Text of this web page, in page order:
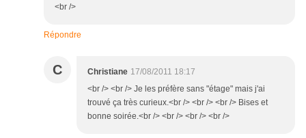
<br />
Répondre
C Christiane 17/08/2011 18:17
<br /> <br /> Je les préfère sans "étage" mais j'ai
trouvé ça très curieux.<br /> <br /> <br /> Bises et
bonne soirée.<br /> <br /> <br /> <br />